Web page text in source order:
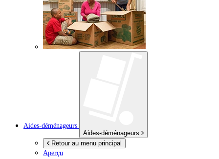
Aides-déménageurs
Aides-déménageurs
Retour au menu principal
Aperçu